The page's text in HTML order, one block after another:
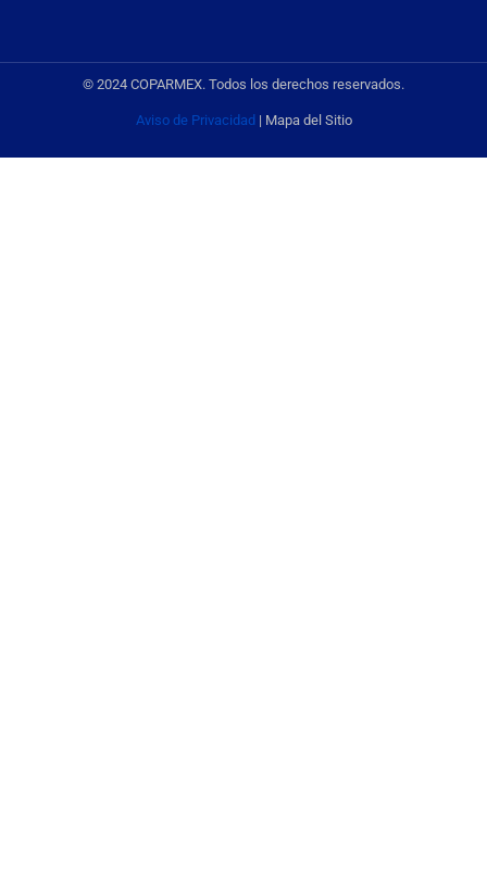
© 2024 COPARMEX. Todos los derechos reservados.
Aviso de Privacidad | Mapa del Sitio